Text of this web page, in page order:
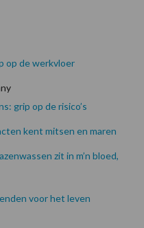
op de werkvloer
grip op de risico’s
kent mitsen en maren
zit in m’n bloed,
voor het leven